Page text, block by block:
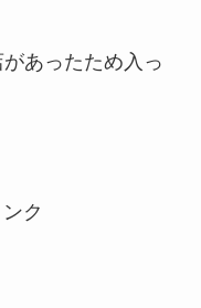
あったため入っ
ク